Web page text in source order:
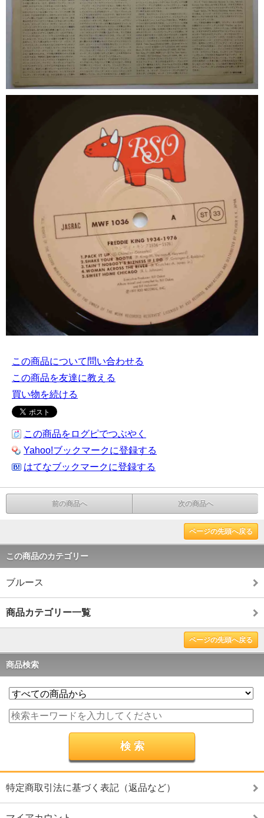
この商品について問い合わせる
この商品を友達に教える
買い物を続ける
この商品をログピでつぶやく
Yahoo!ブックマークに登録する
はてなブックマークに登録する
前の商品へ 次の商品へ
ページの先頭へ戻る
この商品のカテゴリー
ブルース
商品カテゴリー一覧
ページの先頭へ戻る
商品検索
特定商取引法に基づく表記（返品など）